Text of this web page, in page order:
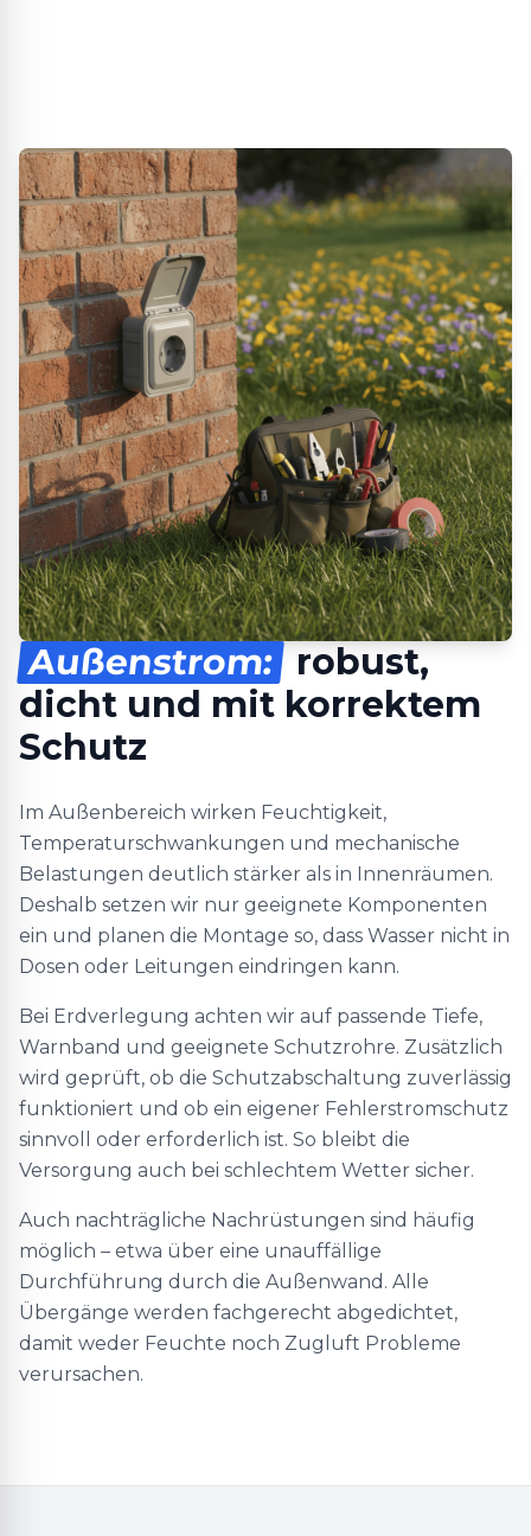
Außenstrom: robust,
dicht und mit korrektem
Schutz
Im Außenbereich wirken Feuchtigkeit,
Temperaturschwankungen und mechanische
Belastungen deutlich stärker als in Innenräumen.
Deshalb setzen wir nur geeignete Komponenten
ein und planen die Montage so, dass Wasser nicht in
Dosen oder Leitungen eindringen kann.
Bei Erdverlegung achten wir auf passende Tiefe,
Warnband und geeignete Schutzrohre. Zusätzlich
wird geprüft, ob die Schutzabschaltung zuverlässig
funktioniert und ob ein eigener Fehlerstromschutz
sinnvoll oder erforderlich ist. So bleibt die
Versorgung auch bei schlechtem Wetter sicher.
Auch nachträgliche Nachrüstungen sind häufig
möglich – etwa über eine unauffällige
Durchführung durch die Außenwand. Alle
Übergänge werden fachgerecht abgedichtet,
damit weder Feuchte noch Zugluft Probleme
verursachen.